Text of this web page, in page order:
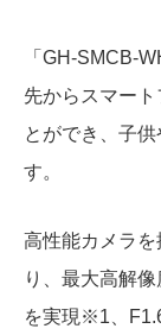
「GH-SMCB-
先からスマー
とができ、子
す。
高性能カメラ
り、最大高解
を実現※1、